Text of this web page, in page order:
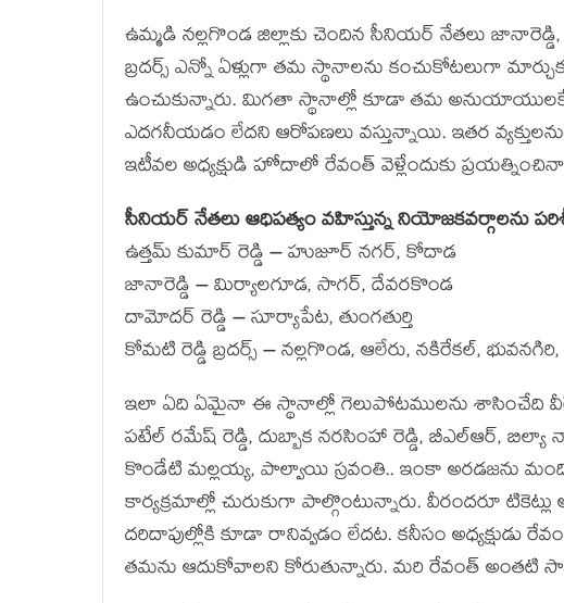
ఉమ్మ‌డి నల్ల‌గొండ జిల్లాకు చెందిన సీనియ‌ర్ నేత‌లు
బ్ర‌ద‌ర్స్ ఎన్నో ఏళ్లుగా త‌మ స్థానాల‌ను కంచుకోట‌లుగా
ఉంచుకున్నారు. మిగ‌తా స్థానాల్లో కూడా త‌మ అనుయాయుల‌కే
ఎద‌గ‌నీయ‌డం లేద‌ని ఆరోప‌ణ‌లు వ‌స్తున్నాయి. ఇత‌ర
ఇటీవ‌ల అధ్య‌క్షుడి హోదాలో రేవంత్ వెళ్లేందుకు
సీనియ‌ర్ నేత‌లు ఆధిప‌త్యం వ‌హిస్తున్న నియోజ‌క‌వ‌ర్గాల‌ను
ఉత్త‌మ్ కుమార్ రెడ్డి – హుజూర్ న‌గ‌ర్‌, కోదాడ
జానారెడ్డి – మిర్యాల‌గూడ‌, సాగ‌ర్‌, దేవ‌ర‌కొండ‌
దామోద‌ర్ రెడ్డి – సూర్యాపేట, తుంగతుర్తి
కోమ‌టి రెడ్డి బ్ర‌ద‌ర్స్ – న‌ల్ల‌గొండ, ఆలేరు, న‌కిరేక‌ల్‌,
ఇలా ఏది ఏమైనా ఈ స్థానాల్లో గెలుపోట‌ముల‌ను శాసించేది
ప‌టేల్ ర‌మేష్ రెడ్డి, దుబ్బాక న‌ర‌సింహా రెడ్డి, బీఎల్ఆర్‌, బిల్యా
కొండేటి మ‌ల్ల‌య్య‌, పాల్వాయి స్ర‌వంతి.. ఇంకా అర‌డ‌జ‌ను
కార్య‌క్ర‌మాల్లో చురుకుగా పాల్గొంటున్నారు. వీరంద‌రూ
ద‌రిదాపుల్లోకి కూడా రానివ్వ‌డం లేద‌ట‌. క‌నీసం అధ్య‌క్షుడు
త‌మ‌ను ఆదుకోవాల‌ని కోరుతున్నారు. మ‌రి రేవంత్